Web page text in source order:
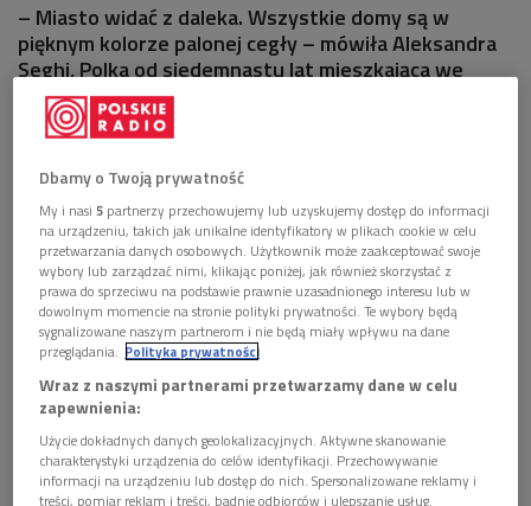
– Miasto widać z daleka. Wszystkie domy są w
pięknym kolorze palonej cegły – mówiła Aleksandra
Seghi, Polka od siedemnastu lat mieszkająca we
włoskiej Toskanii.
 14'52 
Aleksandra Seghi opowiada o historii, kulturze,
kuchni i mieszkańcach Toskanii (Kwadrans bez
muzyki/Dwójka)
Dbamy o Twoją prywatność
My i nasi5 partnerzy przechowujemy lub uzyskujemy dostęp do informacji
na urządzeniu, takich jak unikalne identyfikatory w plikach cookie w celu
przetwarzania danych osobowych. Użytkownik może zaakceptować swoje
wybory lub zarządzać nimi, klikając poniżej, jak również skorzystać z
prawa do sprzeciwu na podstawie prawnie uzasadnionego interesu lub w
dowolnym momencie na stronie polityki prywatności. Te wybory będą
sygnalizowane naszym partnerom i nie będą miały wpływu na dane
przeglądania. Polityka prywatności
Wraz z naszymi partnerami przetwarzamy dane w celu
zapewnienia:
Użycie dokładnych danych geolokalizacyjnych. Aktywne skanowanie
charakterystyki urządzenia do celów identyfikacji. Przechowywanie
informacji na urządzeniu lub dostęp do nich. Spersonalizowane reklamy i
treści, pomiar reklam i treści, badnie odbiorców i ulepszanie usług.